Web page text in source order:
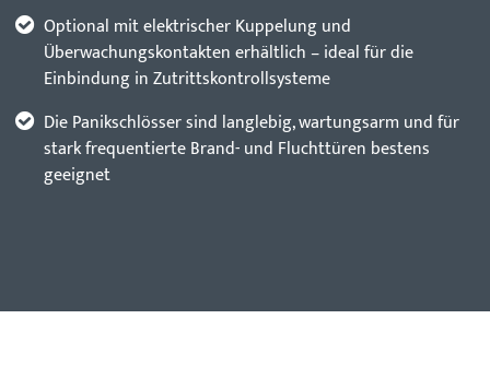
Optional mit elektrischer Kuppelung und
Überwachungskontakten erhältlich – ideal für die
Einbindung in Zutrittskontrollsysteme
Die Panikschlösser sind langlebig, wartungsarm und für
stark frequentierte Brand- und Fluchttüren bestens
geeignet